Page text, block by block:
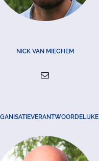
NICK VAN MIEGHEM